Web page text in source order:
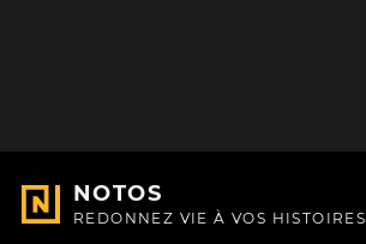
NOTOS
REDONNEZ VIE À VOS HISTOIRES